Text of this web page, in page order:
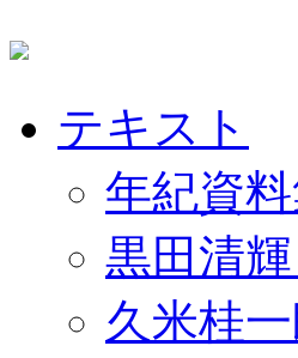
テキスト
年紀資
黒田清
久米桂